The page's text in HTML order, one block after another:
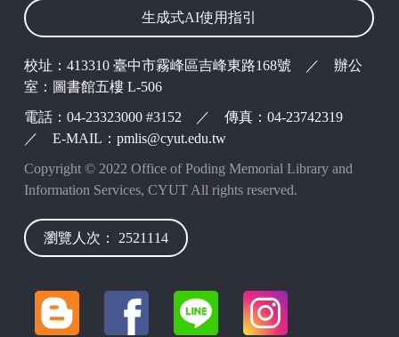
波錠映像
生成式AI使用指引
校址：413310 臺中市霧峰區吉峰東路168號 ／ 辦公
室：圖書館五樓 L-506
電話：04-23323000 #3152 ／ 傳真：04-23742319
／ E-MAIL：pmlis@cyut.edu.tw
Copyright © 2022 Office of Poding Memorial Library and
Information Services, CYUT All rights reserved.
瀏覽人次： 2521114